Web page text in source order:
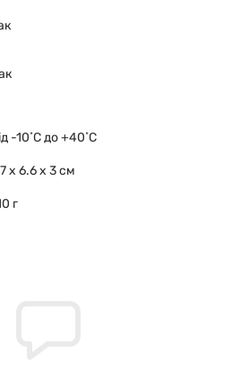
-10˚C до +40˚C
x 6.6 x 3 см
г